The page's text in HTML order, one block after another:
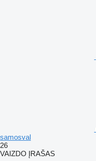
samosval
26
VAIZDO ĮRAŠAS